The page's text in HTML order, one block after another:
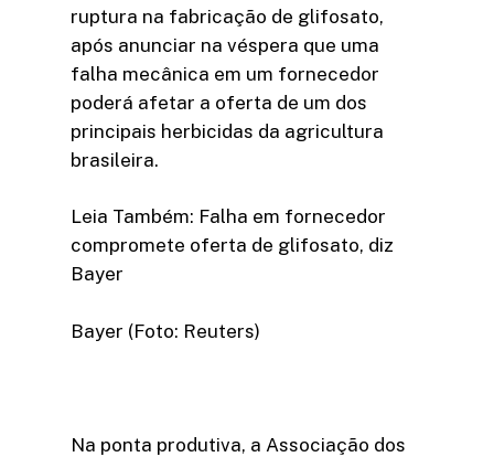
ruptura na fabricação de glifosato,
após anunciar na véspera que uma
falha mecânica em um fornecedor
poderá afetar a oferta de um dos
principais herbicidas da agricultura
brasileira.
Leia Também: Falha em fornecedor
compromete oferta de glifosato, diz
Bayer
Bayer (Foto: Reuters)
Na ponta produtiva, a Associação dos